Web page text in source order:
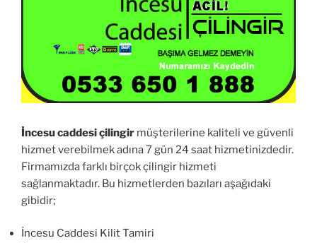
İncesu caddesi çilingir müşterilerine kaliteli ve güvenli
hizmet verebilmek adına 7 gün 24 saat hizmetinizdedir.
Firmamızda farklı birçok çilingir hizmeti
sağlanmaktadır. Bu hizmetlerden bazıları aşağıdaki
gibidir;
İncesu Caddesi Kilit Tamiri